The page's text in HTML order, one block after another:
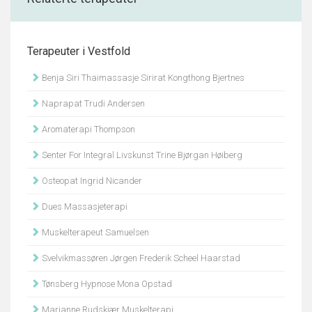
Terapeuter i Vestfold
Benja Siri Thaimassasje Sirirat Kongthong Bjertnes
Naprapat Trudi Andersen
Aromaterapi Thompson
Senter For Integral Livskunst Trine Bjørgan Høiberg
Osteopat Ingrid Nicander
Dues Massasjeterapi
Muskelterapeut Samuelsen
Svelvikmassøren Jørgen Frederik Scheel Haarstad
Tønsberg Hypnose Mona Opstad
Marianne Rudskjær Muskelterapi